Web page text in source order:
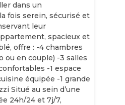
dans un
fois serein, sécurisé et
leur
spacieux et
offre : -4 chambres
ou en couple) -3 salles
-1 espace
équipée -1 grande
Situé au sein d’une
24h/24 et 7j/7,